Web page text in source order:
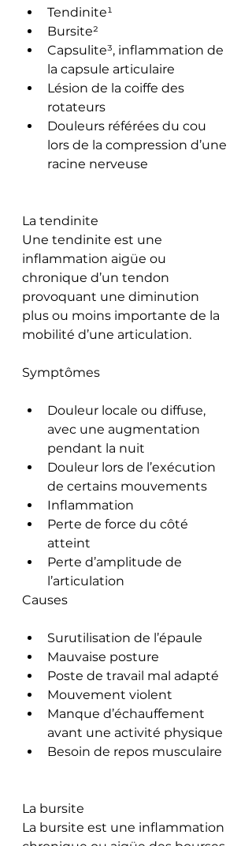
Tendinite¹
Bursite²
Capsulite³, inflammation de
la capsule articulaire
Lésion de la coiffe des
rotateurs
Douleurs référées du cou
lors de la compression d’une
racine nerveuse
La tendinite
Une tendinite est une
inflammation aigüe ou
chronique d’un tendon
provoquant une diminution
plus ou moins importante de la
mobilité d’une articulation.
Symptômes
Douleur locale ou diffuse,
avec une augmentation
pendant la nuit
Douleur lors de l’exécution
de certains mouvements
Inflammation
Perte de force du côté
atteint
Perte d’amplitude de
l’articulation
Causes
Surutilisation de l’épaule
Mauvaise posture
Poste de travail mal adapté
Mouvement violent
Manque d’échauffement
avant une activité physique
Besoin de repos musculaire
La bursite
La bursite est une inflammation